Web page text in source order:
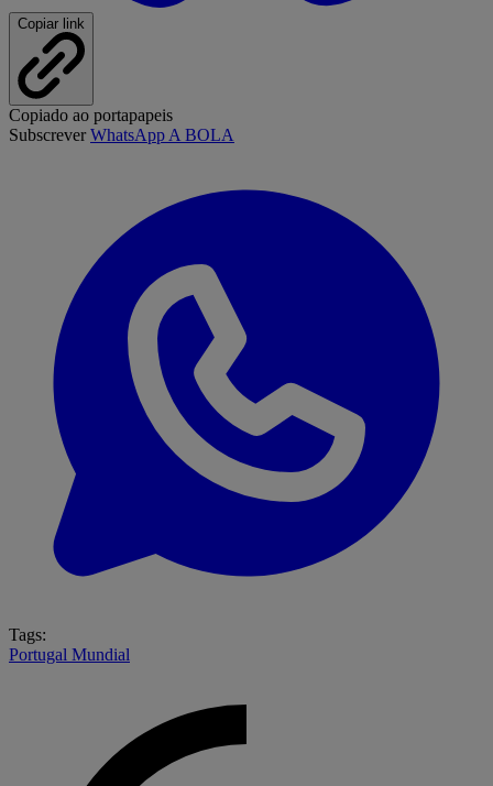
Copiar link
Copiado ao portapapeis
SubscreverWhatsApp A BOLA
Tags:
Portugal Mundial